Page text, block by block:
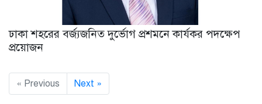
ঢাকা শহরের বর্জ্যজনিত দুর্ভোগ প্রশমনে কার্যকর পদক্ষেপ
প্রয়োজন
« Previous Next »